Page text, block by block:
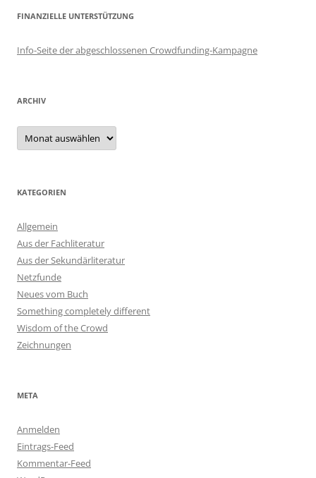
FINANZIELLE UNTERSTÜTZUNG
Info-Seite der abgeschlossenen Crowdfunding-Kampagne
ARCHIV
Archiv
KATEGORIEN
Allgemein
Aus der Fachliteratur
Aus der Sekundärliteratur
Netzfunde
Neues vom Buch
Something completely different
Wisdom of the Crowd
Zeichnungen
META
Anmelden
Eintrags-Feed
Kommentar-Feed